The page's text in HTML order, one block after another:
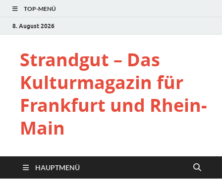
TOP-MENÜ
8. August 2026
Strandgut – Das
Kulturmagazin für
Frankfurt und Rhein-
Main
HAUPTMENÜ